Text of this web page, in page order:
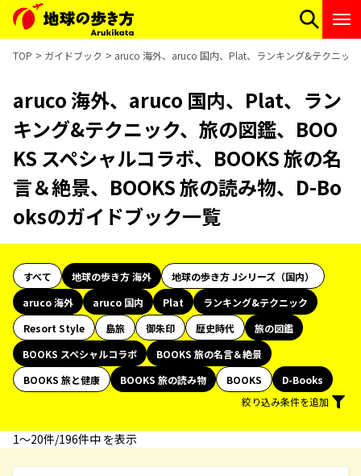
TOP ガイドブック aruco 海外、aruco 国内、Plat、ランキング&テクニッ
aruco 海外、aruco 国内、Plat、ラン
キング&テクニック、旅の図鑑、BOO
KS スペシャルコラボ、BOOKS 旅の名
言＆絶景、BOOKS 旅の読み物、D-Bo
oksのガイドブック一覧
すべて 地球の歩き方 海外
地球の歩き方 Jシリーズ（国内）
aruco 海外
aruco 国内 Plat
ランキング&テクニック
Resort Style
島旅 御朱印 歴史時代
旅の図鑑
BOOKS スペシャルコラボ
BOOKS 旅の名言＆絶景
BOOKS 旅と健康
BOOKS 旅の読み物 BOOKS
D-Books
絞り込み条件を追加
1〜20件/196件中 を表示